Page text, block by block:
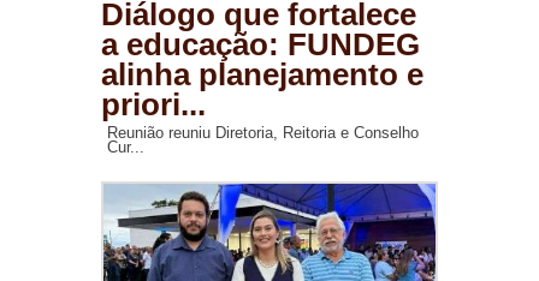
Diálogo que fortalece
a educação: FUNDEG
alinha planejamento e
priori...
Reunião reuniu Diretoria, Reitoria e Conselho
Cur...